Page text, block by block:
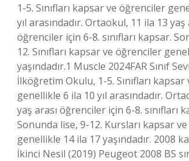
1-5. Sınıfları kapsar ve öğrenciler
yıl arasındadır. Ortaokul, 11 ila 13 yaş
öğrenciler için 6-8. sınıfları kapsar.
12. Sınıfları kapsar ve öğrenciler
yaşındadır.1 Muscle 2024FAR Sınıf
İlköğretim Okulu, 1-5. Sınıfları
genellikle 6 ila 10 yıl arasındadır.
yaş arası öğrenciler için 6-8. sınıfları
Sonunda lise, 9-12. Kursları kapsar
genellikle 14 ila 17 yaşındadır. 2008
İkinci Nesil (2019) Peugeot 2008 BS